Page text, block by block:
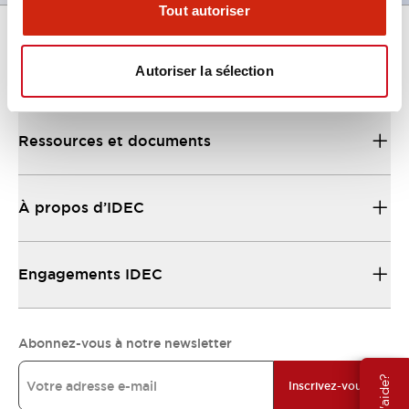
Tout autoriser
Autoriser la sélection
Ressources et documents
À propos d’IDEC
Engagements IDEC
Abonnez-vous à notre newsletter
Inscrivez-vous